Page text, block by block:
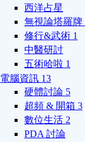
西洋占星
無視論塔羅牌
修行&武術 1
中醫研討
五術哈啦 1
電腦資訊 13
硬體討論 5
超頻 & 開箱 3
數位生活 2
PDA 討論